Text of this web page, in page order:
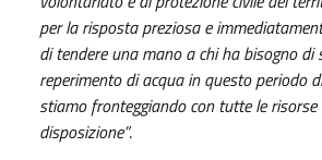
per la risposta preziosa e
di tendere una mano a chi ha bisogno di
reperimento di acqua in questo periodo
stiamo fronteggiando con tutte le
disposizione”.